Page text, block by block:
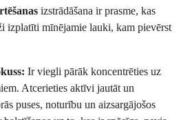
izstrādāšana ir prasme, kas
izplatīti mīnējamie lauki, kam pievērst
Ir viegli pārāk koncentrēties uz
Atcerieties aktīvi jautāt un
puses, noturību un aizsargājošos